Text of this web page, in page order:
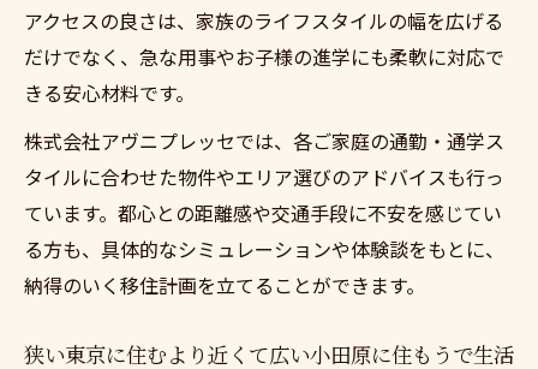
アクセスの良さは、家族のライフスタイルの幅を広げる
だけでなく、急な用事やお子様の進学にも柔軟に対応で
きる安心材料です。
株式会社アヴニプレッセでは、各ご家庭の通勤・通学ス
タイルに合わせた物件やエリア選びのアドバイスも行っ
ています。都心との距離感や交通手段に不安を感じてい
る方も、具体的なシミュレーションや体験談をもとに、
納得のいく移住計画を立てることができます。
狭い東京に住むより近くて広い小田原に住もうで生活